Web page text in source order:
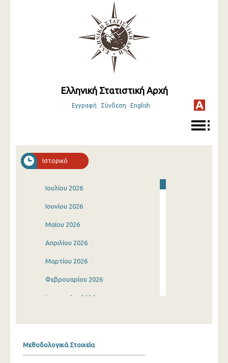
Ελληνική Στατιστική Αρχή
Εγγραφή Σύνδεση English
Ιστορικό
Ιουλίου 2026
Ιουνίου 2026
Μαΐου 2026
Απριλίου 2026
Μαρτίου 2026
Φεβρουαρίου 2026
Ιανουαρίου 2026
Μεθοδολογικά Στοιχεία